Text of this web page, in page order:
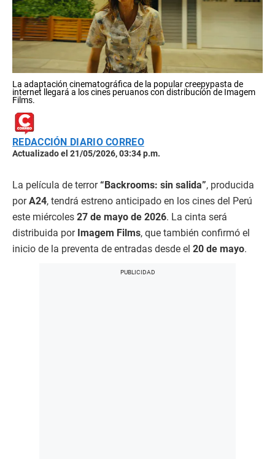
La adaptación cinematográfica de la popular creepypasta de
internet llegará a los cines peruanos con distribución de Imagem
Films.
REDACCIÓN DIARIO CORREO
Actualizado el 21/05/2026, 03:34 p.m.
La película de terror“Backrooms: sin salida”, producida
porA24, tendrá estreno anticipado en los cines del Perú
este miércoles 27 de mayo de 2026. La cinta será
distribuida por Imagem Films, que también confirmó el
inicio de la preventa de entradas desde el 20 de mayo.